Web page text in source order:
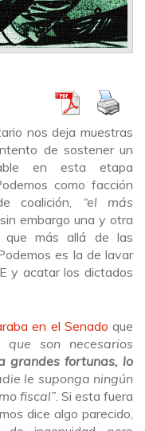
nos deja muestras
de sostener un
en esta etapa
como facción
coalición, “el más
embargo una y otra
que más allá de las
es la de lavar
y acatar los dictados
en el Senado que
son necesarios
grandes fortunas, lo
le suponga ningún
fiscal”. Si esta fuera
dice algo parecido,